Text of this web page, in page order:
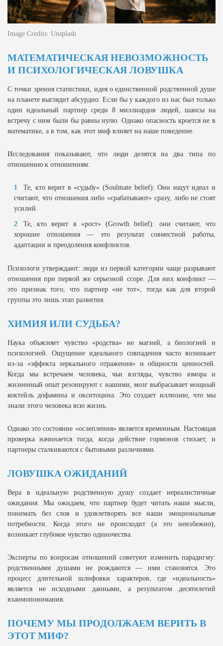
Image Credits: Unsplash
МАТЕМАТИЧЕСКАЯ НЕВОЗМОЖНОСТЬ
И ПСИХОЛОГИЧЕСКАЯ ЛОВУШКА
С точки зрения статистики, идея о единственной родственной душе
на планете выглядит абсурдно. Если бы у каждого из нас был только
один идеальный партнер среди 8 миллиардов людей, шансы на
встречу с ним были бы равны нулю. Однако опасность кроется не в
математике, а в том, как этот миф влияет на наше поведение.
Исследования показывают, что люди делятся на два типа по
отношению к отношениям:
Те, кто верит в «судьбу» (Soulmate belief): Они ищут идеал и
считают, что отношения либо «срабатывают» сразу, либо не стоят
усилий.
Те, кто верит в «рост» (Growth belief): они считают, что
хорошие отношения — это результат совместной работы,
адаптации и преодоления конфликтов.
Психологи утверждают: люди из первой категории чаще разрывают
отношения при первой же серьезной ссоре. Для них конфликт —
это признак того, что партнер «не тот», тогда как для второй
группы это лишь этап развития.
ХИМИЯ ИЛИ СУДЬБА?
Наука объясняет чувство «родства» не магией, а биологией и
психологией. Ощущение идеального совпадения часто возникает
из-за «эффекта зеркального отражения» и общности ценностей.
Когда мы встречаем человека, чьи взгляды, чувство юмора и
жизненный опыт резонируют с нашими, мозг выбрасывает мощный
коктейль дофамина и окситоцина. Это создает иллюзию, что мы
знали этого человека всю жизнь.
Однако это состояние «ослепления» является временным. Настоящая
проверка начинается тогда, когда действие гормонов стихает, и
партнеры сталкиваются с бытовыми различиями.
ЛОВУШКА ОЖИДАНИЙ
Вера в идеальную родственную душу создает нереалистичные
ожидания. Мы ожидаем, что партнер будет читать наши мысли,
понимать без слов и удовлетворять все наши эмоциональные
потребности. Когда этого не происходит (а это неизбежно),
возникает глубокое чувство одиночества.
Эксперты по вопросам отношений советуют изменить парадигму:
родственными душами не рождаются — ими становятся. Это
процесс длительной шлифовки характеров, где «идеальность»
является не исходными данными, а результатом десятилетий
взаимопонимания.
ПОЧЕМУ МЫ ПРОДОЛЖАЕМ ВЕРИТЬ В
ЭТОТ МИФ?